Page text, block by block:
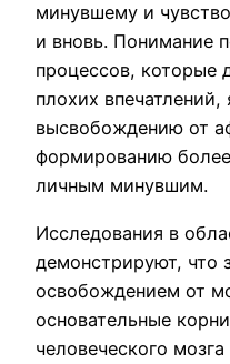
минувшему и
и вновь. Понимание
процессов, которые
плохих
высвобождению от
формированию
личным минувшим.
Исследования в
демонстрируют, что
освобождением от
основательные
человеческого